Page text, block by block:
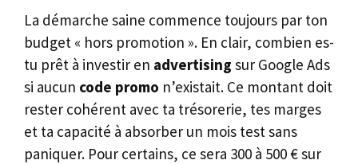
La démarche saine commence toujours par ton
budget « hors promotion ». En clair, combien es-
tu prêt à investir en advertising sur Google Ads
si aucun code promo n’existait. Ce montant doit
rester cohérent avec ta trésorerie, tes marges
et ta capacité à absorber un mois test sans
paniquer. Pour certains, ce sera 300 à 500 € sur